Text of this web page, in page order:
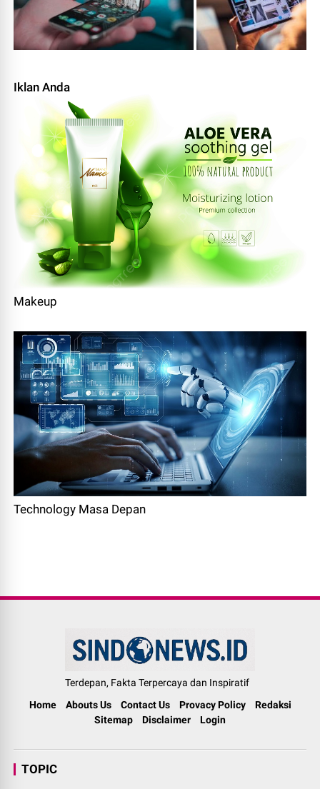
Iklan Anda
Makeup
Technology Masa Depan
Terdepan, Fakta Terpercaya dan Inspiratif
Home
Abouts Us Contact Us Provacy Policy
Redaksi
Sitemap
Disclaimer Login
TOPIC